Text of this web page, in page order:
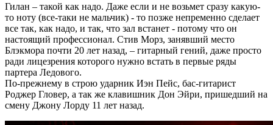
Гилан – такой как надо. Даже если и не возьмет сразу какую-
то ноту (все-таки не мальчик) - то позже непременно сделает
все так, как надо, и так, что зал встанет - потому что он
настоящий профессионал. Стив Морз, занявший место
Блэкмора почти 20 лет назад, – гитарный гений, даже просто
ради лицезрения которого нужно встать в первые ряды
партера Ледового.
По-прежнему в строю ударник Иэн Пейс, бас-гитарист
Роджер Гловер, а так же клавишник Дон Эйри, пришедший на
смену Джону Лорду 11 лет назад.